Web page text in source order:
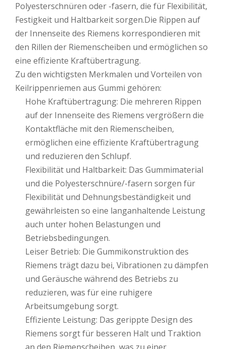
Polyesterschnüren oder -fasern, die für Flexibilität,
Festigkeit und Haltbarkeit sorgen.Die Rippen auf
der Innenseite des Riemens korrespondieren mit
den Rillen der Riemenscheiben und ermöglichen so
eine effiziente Kraftübertragung.
Zu den wichtigsten Merkmalen und Vorteilen von
Keilrippenriemen aus Gummi gehören:
Hohe Kraftübertragung: Die mehreren Rippen
auf der Innenseite des Riemens vergrößern die
Kontaktfläche mit den Riemenscheiben,
ermöglichen eine effiziente Kraftübertragung
und reduzieren den Schlupf.
Flexibilität und Haltbarkeit: Das Gummimaterial
und die Polyesterschnüre/-fasern sorgen für
Flexibilität und Dehnungsbeständigkeit und
gewährleisten so eine langanhaltende Leistung
auch unter hohen Belastungen und
Betriebsbedingungen.
Leiser Betrieb: Die Gummikonstruktion des
Riemens trägt dazu bei, Vibrationen zu dämpfen
und Geräusche während des Betriebs zu
reduzieren, was für eine ruhigere
Arbeitsumgebung sorgt.
Effiziente Leistung: Das gerippte Design des
Riemens sorgt für besseren Halt und Traktion